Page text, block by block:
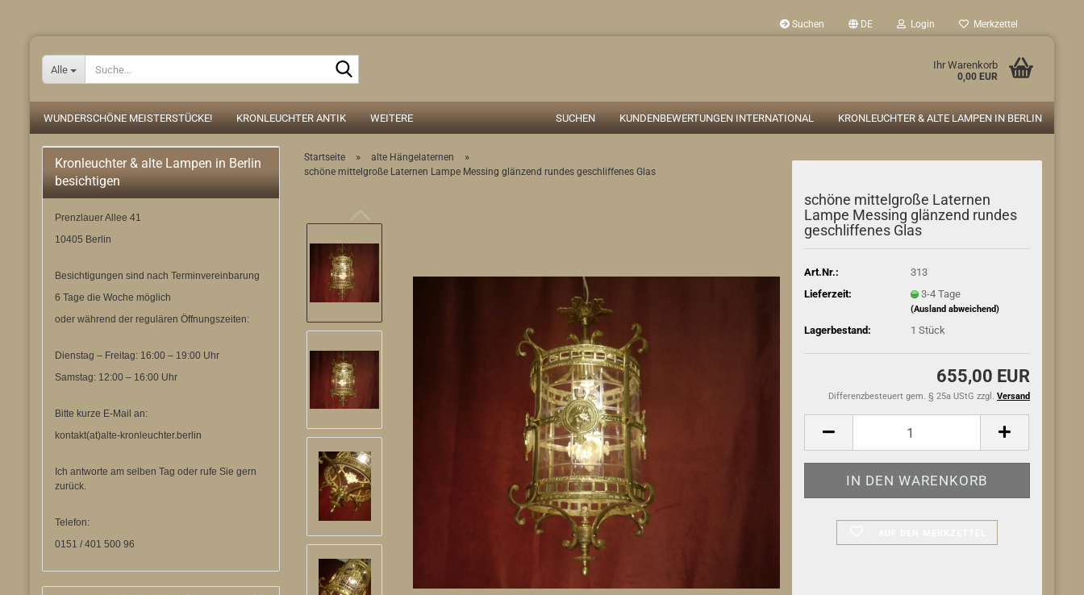
Suchen DE Login Merkzettel
Alle Ihr Warenkorb
0,00 EUR
WUNDERSCHÖNE MEISTERSTÜCKE! KRONLEUCHTER ANTIK SUCHEN KUNDENBEWERTUNGEN INTERNATIONAL KRONLEUCHTER & ALTE LAMPEN IN BERLIN
WEITERE
Startseite » alte Hängelaternen »
schöne mittelgroße Laternen Lampe Messing glänzend rundes geschliffenes Glas
schöne mittelgroße Laternen
Lampe Messing glänzend rundes
geschliffenes Glas
Art.Nr.:
313
Lieferzeit:
3-4 Tage
(Ausland abweichend)
Lagerbestand: 1 Stück
655,00 EUR
Differenzbesteuert gem. § 25a UStG zzgl. Versand
Kronleuchter & alte Lampen in Berlin
besichtigen
Prenzlauer Allee 41
10405 Berlin
Besichtigungen sind nach Terminvereinbarung
6 Tage die Woche möglich
oder während der regulären Öffnungszeiten:
Dienstag – Freitag: 16:00 – 19:00 Uhr
Samstag: 12:00 – 16:00 Uhr
Bitte kurze E-Mail an:
kontakt(at)alte-kronleuchter.berlin
Ich antworte am selben Tag oder rufe Sie gern
zurück.
Telefon:
0151 / 401 500 96